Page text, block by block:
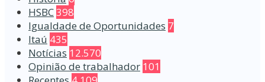
HSBC398
Igualdade de Oportunidades 7
Itaú 435
Notícias 12.570
Opinião de trabalhador 101